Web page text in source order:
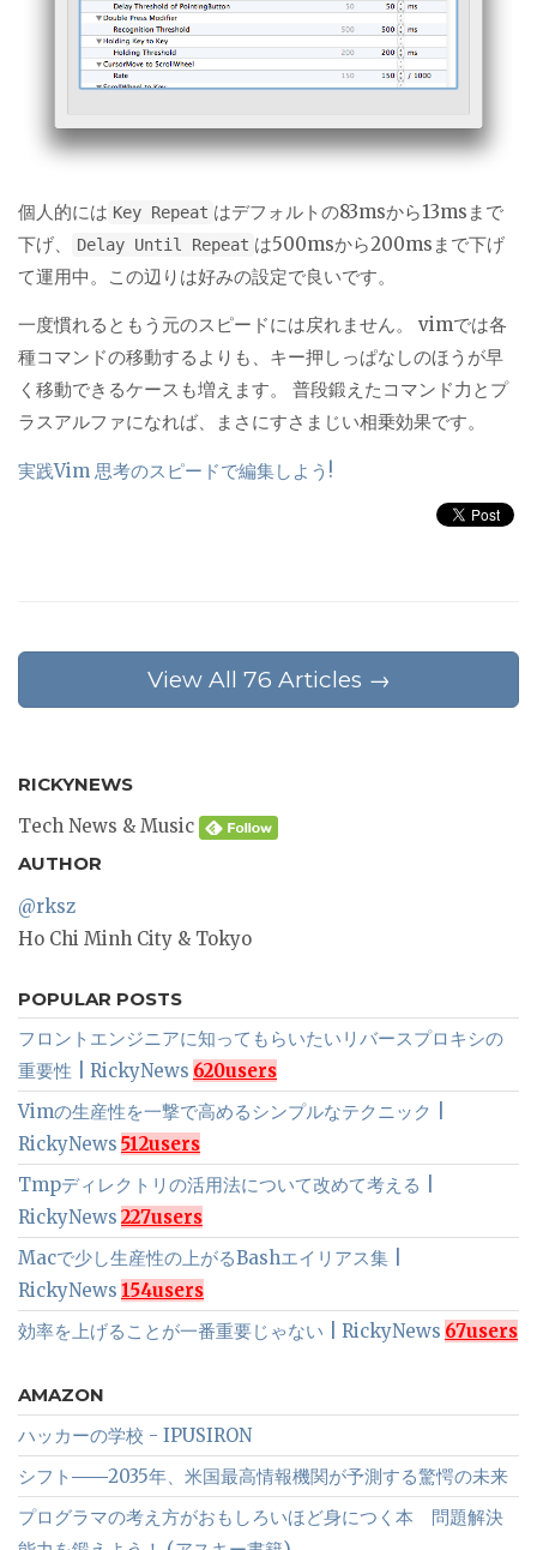
個人的には Key Repeat はデフォルトの83msから13msまで
下げ、
Delay Until Repeat は500msから200msまで下げ
て運用中。この辺りは好みの設定で良いです。
一度慣れるともう元のスピードには戻れません。 vimでは各
種コマンドの移動するよりも、キー押しっぱなしのほうが早
く移動できるケースも増えます。 普段鍛えたコマンド力とプ
ラスアルファになれば、まさにすさまじい相乗効果です。
実践Vim 思考のスピードで編集しよう!
View All 76 Articles →
RICKYNEWS
Tech News & Music
AUTHOR
@rksz
Ho Chi Minh City & Tokyo
POPULAR POSTS
フロントエンジニアに知ってもらいたいリバースプロキシの
重要性 | RickyNews 620users
Vimの生産性を一撃で高めるシンプルなテクニック |
RickyNews 512users
Tmpディレクトリの活用法について改めて考える |
RickyNews 227users
Macで少し生産性の上がるBashエイリアス集 |
RickyNews 154users
効率を上げることが一番重要じゃない | RickyNews 67users
AMAZON
ハッカーの学校 - IPUSIRON
シフト――2035年、米国最高情報機関が予測する驚愕の未来
プログラマの考え方がおもしろいほど身につく本 問題解決